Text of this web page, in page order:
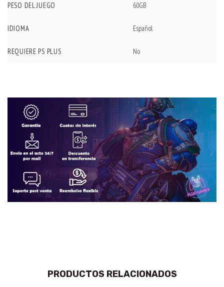
PESO DEL JUEGO 60GB
IDIOMA Español
REQUIERE PS PLUS No
PRODUCTOS RELACIONADOS